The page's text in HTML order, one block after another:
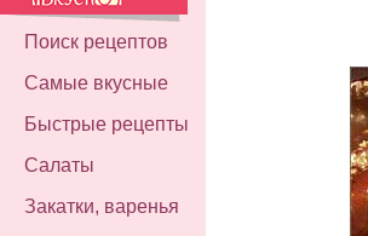
Поиск рецептов
Самые вкусные
Быстрые рецепты
Салаты
Закатки, варенья